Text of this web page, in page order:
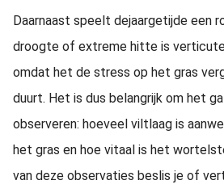
Daarnaast speelt dejaargetijde een
droogte of extreme hitte is
omdat het de stress op het gras
duurt. Het is dus belangrijk om het
observeren: hoeveel viltlaag is
het gras en hoe vitaal is het
van deze observaties beslis je of